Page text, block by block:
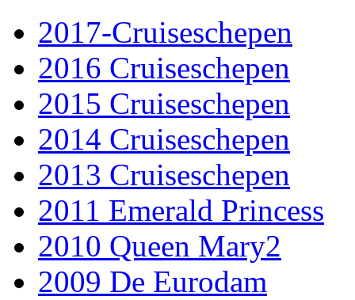
2017-Cruiseschepen
2016 Cruiseschepen
2015 Cruiseschepen
2014 Cruiseschepen
2013 Cruiseschepen
2011 Emerald Princess
2010 Queen Mary2
2009 De Eurodam